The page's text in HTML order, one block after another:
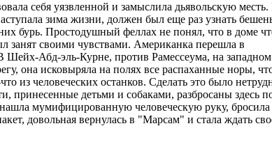
себя уязвленной и замыслила дьявольскую месть.
зима жизни, должен был еще раз узнать
бурь. Простодушный феллах не понял, что в доме
занят своими чувствами. Американка перешла в
Шейх-Абд-эль-Курне, против Рамессеума, на западном
она исковыряла на полях все распаханные норы,
из человеческих останков. Сделать это было
принесенные детьми и собаками, разбросаны здесь
мумифицированную человеческую руку, бросила
довольная вернулась в "Марсам" и стала ждать